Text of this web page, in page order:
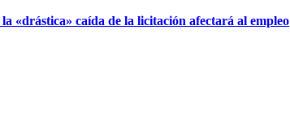
«drástica» caída de la licitación afectará al empleo